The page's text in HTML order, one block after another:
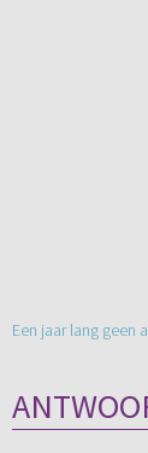
Een jaar lang geen